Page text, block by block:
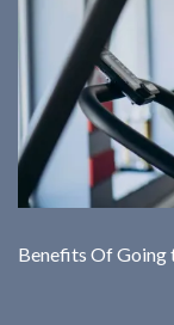
Benefits Of Going